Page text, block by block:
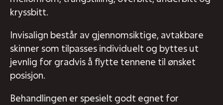
kryssbitt.
Invisalign består av gjennomsiktige, avtakbare
skinner som tilpasses individuelt og byttes ut
jevnlig for gradvis å flytte tennene til ønsket
posisjon.
Behandlingen er spesielt godt egnet for